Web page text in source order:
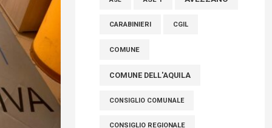
FISCO, TESTA (FDI): COMPLETAMENTO
ASL ASL 1 AVEZZANO
CARABINIERI CGIL
COMUNE
COMUNE DELL'AQUILA
CONSIGLIO COMUNALE